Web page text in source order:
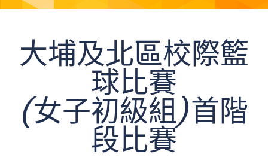
大埔及北區校際籃
球比賽
(女子初級組)首階
段比賽